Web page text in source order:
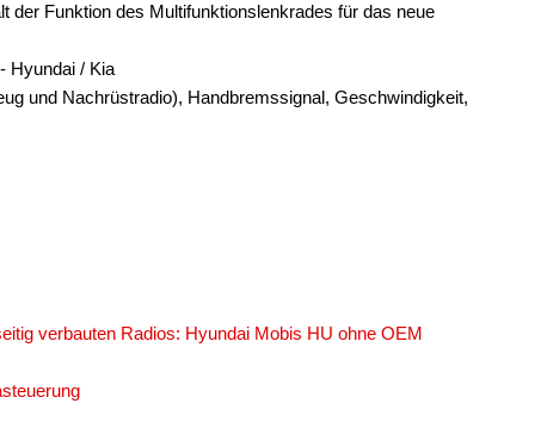
der Funktion des Multifunktionslenkrades für das neue
Hyundai / Kia
und Nachrüstradio), Handbremssignal, Geschwindigkeit,
verbauten Radios: Hyundai Mobis HU ohne OEM